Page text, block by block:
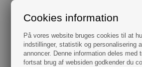
Cookies information
På vores website bruges cookies til at
indstillinger, statistik og personalisering
annoncer. Denne information deles med
fortsat brug af websiden godkender du